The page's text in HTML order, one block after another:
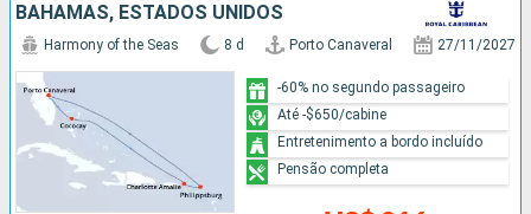
BAHAMAS, ESTADOS UNIDOS
Harmony of the Seas 8 d Porto Canaveral 27/11/2027
-60% no segundo passageiro
Até -$650/cabine
Entretenimento a bordo incluído
Pensão completa